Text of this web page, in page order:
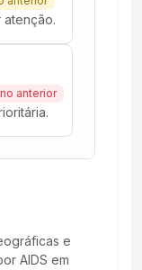
atenção.
anterior
e
AIDS em